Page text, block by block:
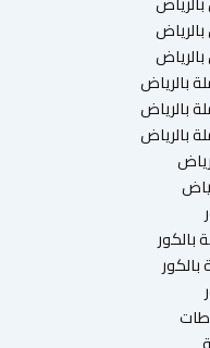
بالرياض
بالرياض
بالرياض
بالكور